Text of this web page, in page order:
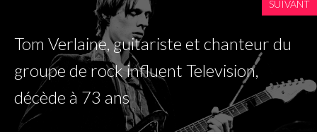
SUIVANT
Tom Verlaine, guitariste et chanteur du
groupe de rock influent Television,
décède à 73 ans